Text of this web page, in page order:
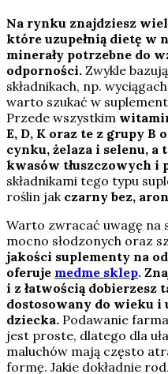
Na rynku znajdziesz
które uzupełnią dietę w
minerały potrzebne do
odporności. Zwykle
składnikach, np.
warto szukać w
Przede wszystkim
E, D, K oraz te z grupy B
cynku, żelaza i selenu, a
kwasów tłuszczowych i
składnikami tego typu
roślin jak czarny bez,
Warto zwracać uwagę na
mocno słodzonych oraz
jakości suplementy na
oferuje medme sklep.
i z łatwością dobierzesz
dostosowany do wieku i
dziecka. Podawanie
jest proste, dlatego dla
maluchów mają często
formę. Jakie dokładnie